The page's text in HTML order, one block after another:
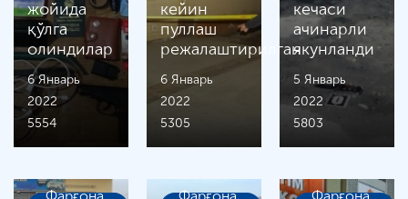
жойида
қўлга
олиндилар
6 Январь
2022
5554
кейин
пуллаш
режалаштирилган
6 Январь
2022
5305
кечаси
ачинарли
якунланди
5 Январь
2022
5803